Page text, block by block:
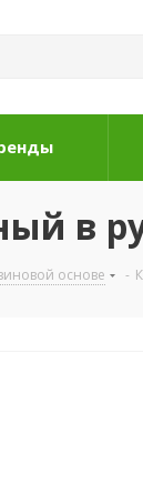
в
основе -